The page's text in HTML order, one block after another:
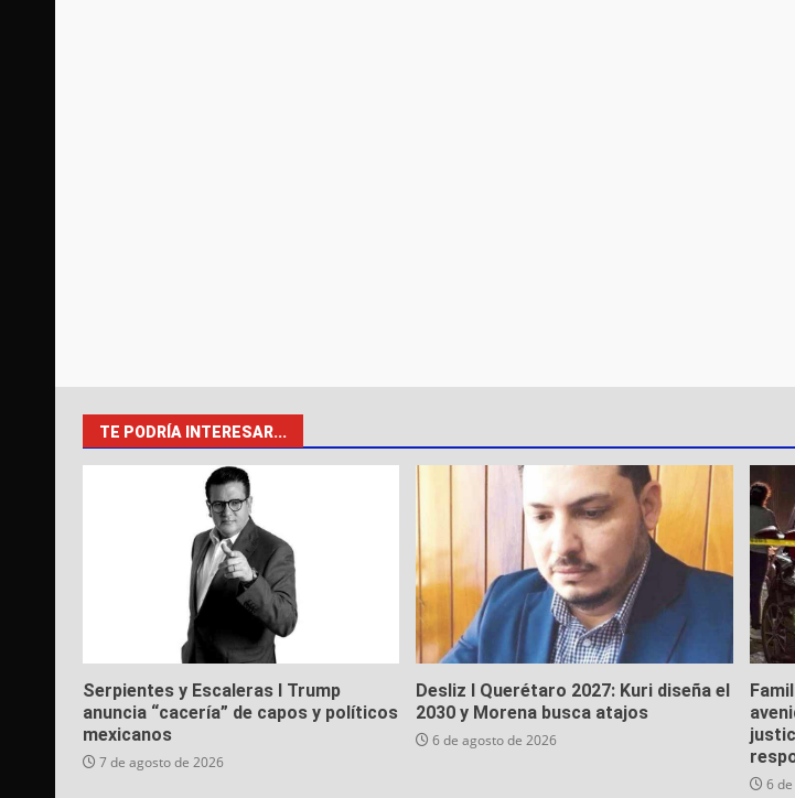
TE PODRÍA INTERESAR...
Serpientes y Escaleras I Trump
anuncia “cacería” de capos y políticos
mexicanos
7 de agosto de 2026
Desliz I Querétaro 2027: Kuri diseña el
2030 y Morena busca atajos
6 de agosto de 2026
6